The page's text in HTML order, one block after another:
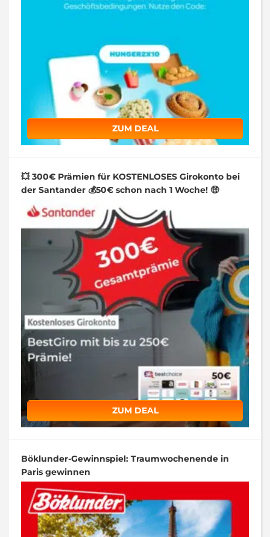
ZUM DEAL
💥 300€ Prämien für KOSTENLOSES Girokonto bei
der Santander 💰50€ schon nach 1 Woche! 🤑
ZUM DEAL
Böklunder-Gewinnspiel: Traumwochenende in
Paris gewinnen